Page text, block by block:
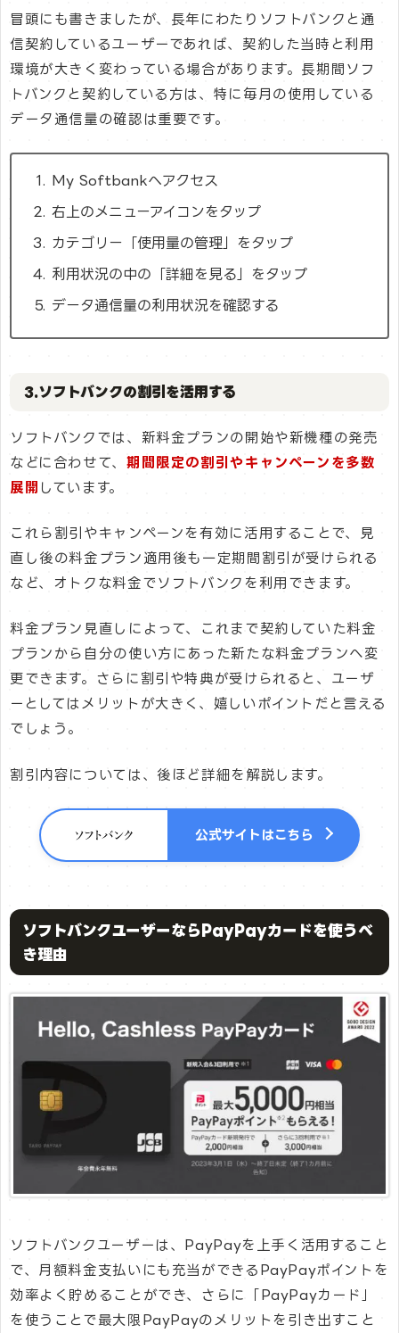
冒頭にも書きましたが、長年にわたりソフトバンクと通
信契約しているユーザーであれば、契約した当時と利用
環境が大きく変わっている場合があります。長期間ソフ
トバンクと契約している方は、特に毎月の使用している
データ通信量の確認は重要です。
My Softbankへアクセス
右上のメニューアイコンをタップ
カテゴリー「使用量の管理」をタップ
利用状況の中の「詳細を見る」をタップ
データ通信量の利用状況を確認する
3.ソフトバンクの割引を活用する
ソフトバンクでは、新料金プランの開始や新機種の発売
などに合わせて、 期間限定の割引やキャンペーンを多数
展開 しています。
これら割引やキャンペーンを有効に活用することで、見
直し後の料金プラン適用後も一定期間割引が受けられる
など、オトクな料金でソフトバンクを利用できます。
料金プラン見直しによって、これまで契約していた料金
プランから自分の使い方にあった新たな料金プランへ変
更できます。さらに割引や特典が受けられると、ユーザ
ーとしてはメリットが大きく、嬉しいポイントだと言える
でしょう。
割引内容については、後ほど詳細を解説します。
公式サイトはこちら
ソフトバンクユーザーならPayPayカードを使うべ
き理由
ソフトバンクユーザーは、PayPayを上手く活用すること
で、月額料金支払いにも充当ができるPayPayポイントを
効率よく貯めることができ、さらに「PayPayカード」
を使うことで最大限PayPayのメリットを引き出すこと